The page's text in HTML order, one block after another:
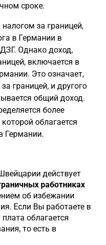
сроке.
за границей,
в Германии в
Однако доход,
включается в
Это означает,
границей, и другого
общий доход.
более
облагается
Германии.
действует
работниках
об избежании
Если Вы работаете в
облагается
то есть в